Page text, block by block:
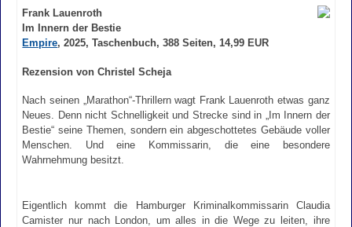
Frank Lauenroth
Im Innern der Bestie
Empire, 2025, Taschenbuch, 388 Seiten, 14,99 EUR
Rezension von Christel Scheja
Nach seinen „Marathon“-Thrillern wagt Frank Lauenroth etwas ganz
Neues. Denn nicht Schnelligkeit und Strecke sind in „Im Innern der
Bestie“ seine Themen, sondern ein abgeschottetes Gebäude voller
Menschen. Und eine Kommissarin, die eine besondere
Wahrnehmung besitzt.
Eigentlich kommt die Hamburger Kriminalkommissarin Claudia
Camister nur nach London, um alles in die Wege zu leiten, ihre